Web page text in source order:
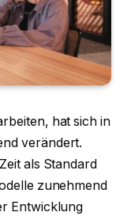
hat sich in
verändert.
als Standard
zunehmend
Entwicklung